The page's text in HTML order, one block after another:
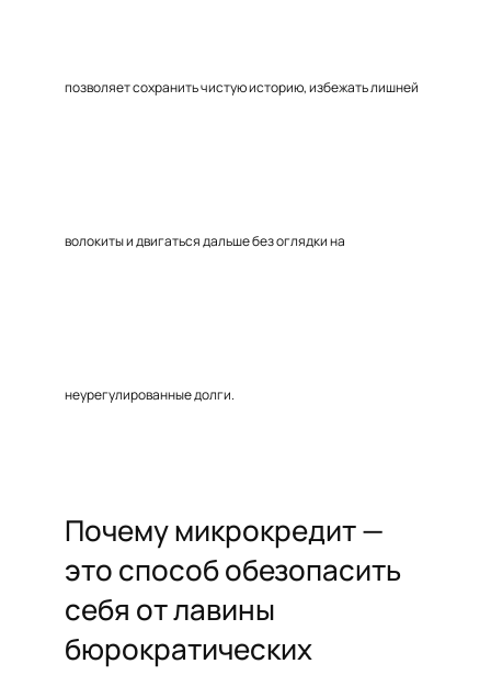
позволяет сохранить чистую историю, избежать лишней
волокиты и двигаться дальше без оглядки на
неурегулированные долги.
Почему микрокредит —
это способ обезопасить
себя от лавины
бюрократических